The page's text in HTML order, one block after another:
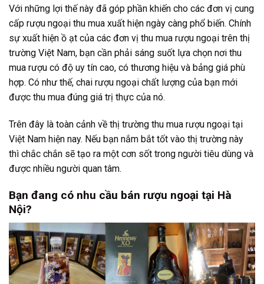
Với những lợi thế này đã góp phần khiến cho các đơn vị cung
cấp rượu ngoại thu mua xuất hiện ngày càng phổ biến. Chính
sự xuất hiện ồ ạt của các đơn vị thu mua rượu ngoại trên thị
trường Việt Nam, bạn cần phải sáng suốt lựa chọn nơi thu
mua rượu có độ uy tín cao, có thương hiệu và bảng giá phù
hợp. Có như thế, chai rượu ngoại chất lượng của bạn mới
được thu mua đúng giá trị thực của nó.
Trên đây là toàn cảnh về thị trường thu mua rượu ngoại tại
Việt Nam hiện nay. Nếu bạn nắm bắt tốt vào thị trường này
thì chắc chắn sẽ tạo ra một cơn sốt trong người tiêu dùng và
được nhiều người quan tâm.
Bạn đang có nhu cầu bán rượu ngoại tại Hà
Nội?